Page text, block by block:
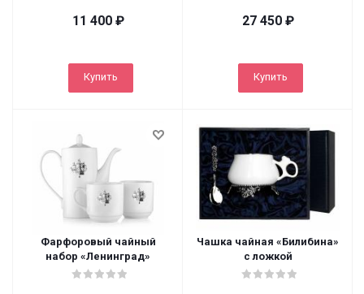
11 400₽
Купить
27 450₽
Купить
Фарфоровый чайный
набор «Ленинград»
Чашка чайная «Билибина»
с ложкой